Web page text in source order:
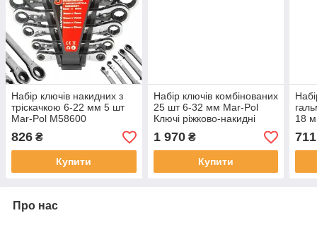
Набір ключів накидних з
тріскачкою 6-22 мм 5 шт
Mar-Pol M58600
826 ₴
Купити
Набір ключів комбінованих
25 шт 6-32 мм Mar-Pol
Ключі ріжково-накидні
1 970₴
Купити
18
711
Про нас